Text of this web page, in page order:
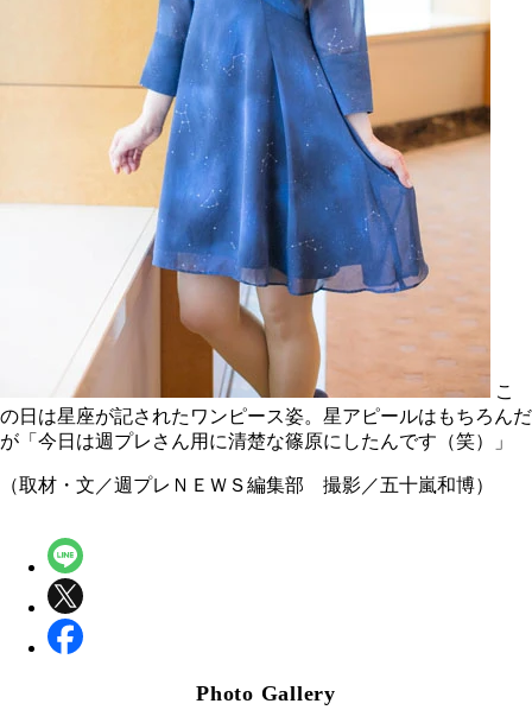
こ
の日は星座が記されたワンピース姿。星アピールはもちろんだ
が「今日は週プレさん用に清楚な篠原にしたんです（笑）」
（取材・文／週プレＮＥＷＳ編集部 撮影／五十嵐和博）
Photo Gallery